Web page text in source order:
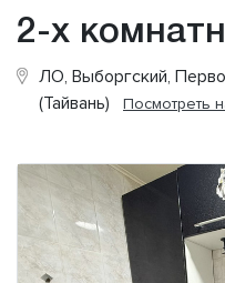
2-х
ЛО, Выборгский,
(Тайвань) Посмотреть